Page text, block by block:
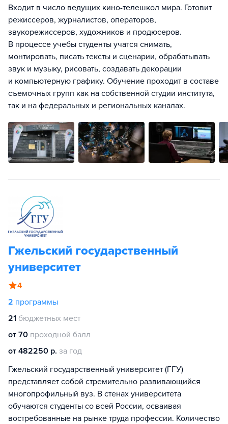
Входит в число ведущих кино-телешкол мира. Готовит
режиссеров, журналистов, операторов,
звукорежиссеров, художников и продюсеров.
В процессе учебы студенты учатся снимать,
монтировать, писать тексты и сценарии, обрабатывать
звук и музыку, рисовать, создавать декорации
и компьютерную графику. Обучение проходит в составе
съемочных групп как на собственной студии института,
так и на федеральных и региональных каналах.
Гжельский государственный
университет
4
2 программы
21 бюджетных мест
от 70 проходной балл
от 482250 р. за год
Гжельский государственный университет (ГГУ)
представляет собой стремительно развивающийся
многопрофильный вуз. В стенах университета
обучаются студенты со всей России, осваивая
востребованные на рынке труда профессии. Количество